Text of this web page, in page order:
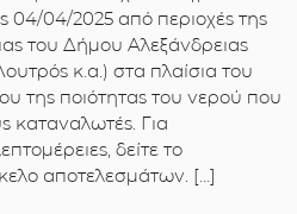
04/04/2025 από περιοχές της
του Δήμου Αλεξάνδρειας
κ.α.) στα πλαίσια του
της ποιότητας του νερού που
καταναλωτές. Για
δείτε το
αποτελεσμάτων. […]